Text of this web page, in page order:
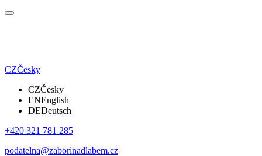
CZČesky
CZČesky
ENEnglish
DEDeutsch
+420 321 781 285
podatelna@zaborinadlabem.cz